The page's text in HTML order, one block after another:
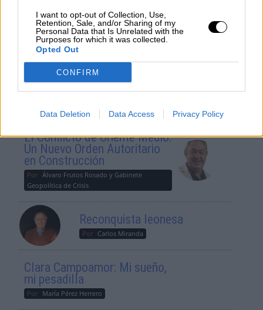
I want to opt-out of Collection, Use,
Retention, Sale, and/or Sharing of my
Personal Data that Is Unrelated with the
Purposes for which it was collected.
Opted Out
CONFIRM
Data Deletion Data Access Privacy Policy
Suelta y confía
Por María Comesaña
Votantes y votados
El Conflicto de Oriente Medio:
Un Nuevo Orden Autoritario
en Construcción
Por Álvaro Frutos Rosado y Gabinete
Geopolítica de Crisis
Reconquista leonesa
Por Carlos Miranda
Clara Campoamor: Mi sueño,
mi pesadilla
Por María Pérez Herrero